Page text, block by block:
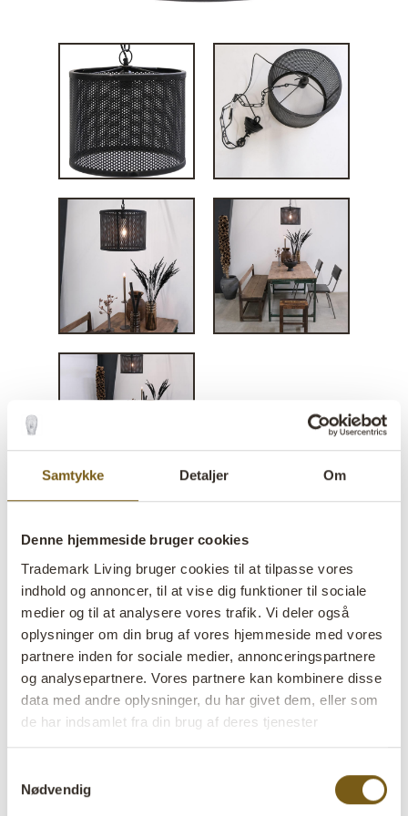
Samtykke Detaljer Om
Denne hjemmeside bruger cookies
Trademark Living bruger cookies til at tilpasse vores
indhold og annoncer, til at vise dig funktioner til sociale
medier og til at analysere vores trafik. Vi deler også
oplysninger om din brug af vores hjemmeside med vores
partnere inden for sociale medier, annonceringspartnere
og analysepartnere. Vores partnere kan kombinere disse
data med andre oplysninger, du har givet dem, eller som
de har indsamlet fra din brug af deres tjenester
Nødvendig
Dazzle loftslampe
lens Få på lager
Varenr: E0801
Colli: 1 Stk
Farve: Sort
Størrelse: H:30 cm W:37 cm D:37 cm